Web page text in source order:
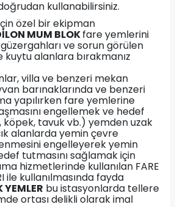
kullanabilirsiniz.
özel bir ekipman
MUM BLOKfare yemlerini
ve sorun görülen
alanlara bırakmanız
villa ve benzeri mekan
barınaklarında ve benzeri
yapılırken fare yemlerine
engellemek ve hedef
köpek, tavuk vb.) yemden uzak
alanlarda yemin çevre
engelleyerek yemin
tutmasını sağlamak için
hizmetlerinde kullanılan FARE
ile kullanılmasında fayda
YEMLER bu istasyonlarda tellere
ortası delikli olarak imal